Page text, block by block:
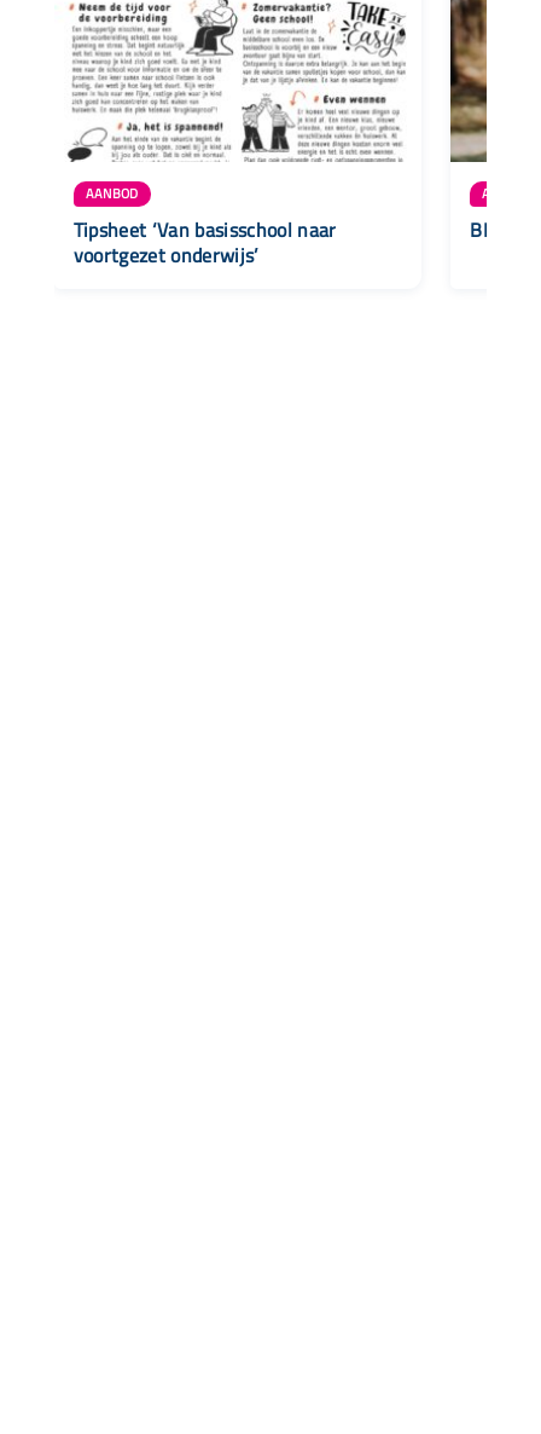
AANBOD
Tipsheet ‘Van basisschool naar
voortgezet onderwijs’
AANBOD
BLOG